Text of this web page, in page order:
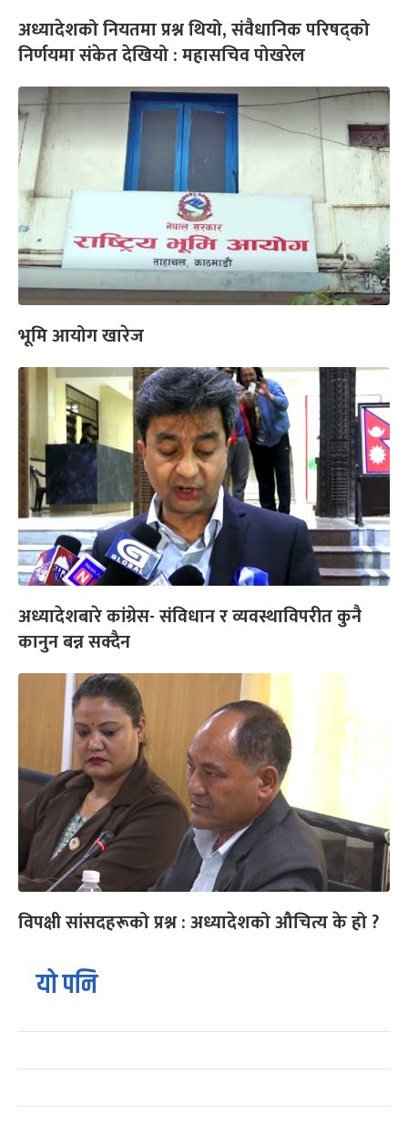
अध्यादेशको नियतमा प्रश्न थियो, संवैधानिक परिषद्को
निर्णयमा संकेत देखियो : महासचिव पोखरेल
भूमि आयोग खारेज
अध्यादेशबारे कांग्रेस- संविधान र व्यवस्थाविपरीत कुनै
कानुन बन्न सक्दैन
विपक्षी सांसदहरूको प्रश्न : अध्यादेशको औचित्य के हो ?
यो पनि